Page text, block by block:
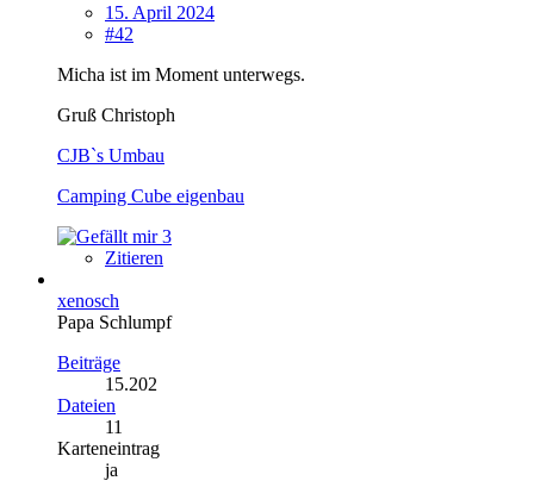
15. April 2024
#42
Micha ist im Moment unterwegs.
Gruß Christoph
CJB`s Umbau
Camping Cube eigenbau
3
Zitieren
xenosch
Papa Schlumpf
Beiträge
15.202
Dateien
11
Karteneintrag
ja